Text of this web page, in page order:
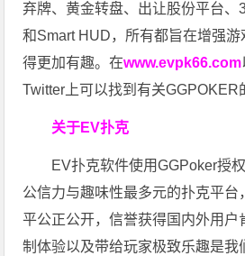
弃牌、黄金转盘、出让股份平台、
和Smart HUD，所有都旨在增强
得更加有趣。在www.evpk66.com
Twitter上可以找到有关GGPOKER
关于EV扑克
EV扑克软件使用GGPoker授
公信力与趣味性最多元的扑克平台
平公正公开，信誉获得国内外用户
制体验以及带给玩家极致乐趣是我